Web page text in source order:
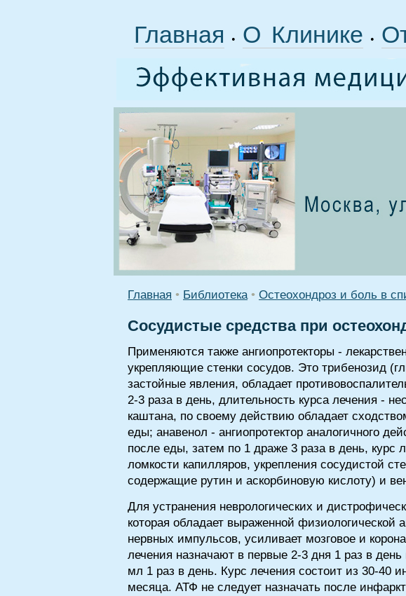
Главная • О Клинике •
Главная • Библиотека • Остеохондроз и боль в
Сосудистые средства при
Применяются также ангиопротекторы -
укрепляющие стенки сосудов. Это трибенозид
застойные явления, обладает
2-3 раза в день, длительность курса лечения -
каштана, по своему действию обладает
еды; анавенол - ангиопротектор аналогичного
после еды, затем по 1 драже 3 раза в день,
ломкости капилляров, укрепления сосудистой
содержащие рутин и аскорбиновую кислоту) и
Для устранения неврологических и
которая обладает выраженной физиологической
нервных импульсов, усиливает мозговое и
лечения назначают в первые 2-3 дня 1 раз в
мл 1 раз в день. Курс лечения состоит из 30-40
месяца. АТФ не следует назначать после